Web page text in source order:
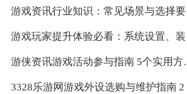
游
游侠资讯
3328乐游网游戏外设选购与维护指南 2